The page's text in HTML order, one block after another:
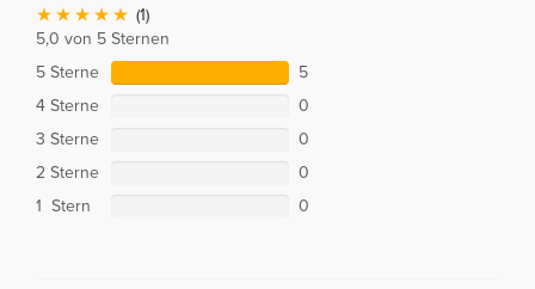
(1)
5,0 von 5 Sternen
5 Sterne
5
4 Sterne
0
3 Sterne
0
2 Sterne
0
1 Stern
0